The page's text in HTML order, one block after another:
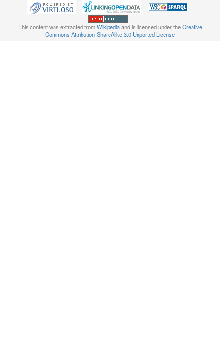
This content was extracted fromWikipediaand is licensed under theCreative
Commons Attribution-ShareAlike 3.0 Unported License